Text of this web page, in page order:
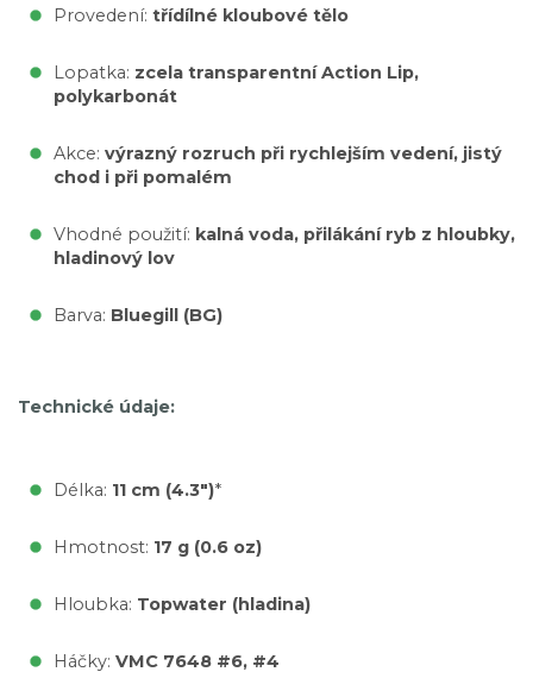
Provedení: třídílné kloubové tělo
Lopatka: zcela transparentní Action Lip,
polykarbonát
Akce: výrazný rozruch při rychlejším vedení, jistý
chod i při pomalém
Vhodné použití: kalná voda, přilákání ryb z hloubky,
hladinový lov
Barva: Bluegill (BG)
Technické údaje:
Délka: 11 cm (4.3")*
Hmotnost: 17 g (0.6 oz)
Hloubka: Topwater (hladina)
Háčky: VMC 7648 #6, #4